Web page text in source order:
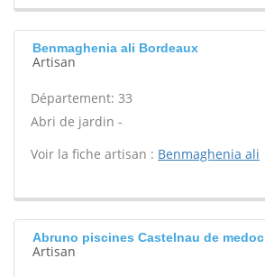
Benmaghenia ali Bordeaux
Artisan
Département: 33
Abri de jardin -
Voir la fiche artisan : Benmaghenia ali
Abruno piscines Castelnau de medoc
Artisan